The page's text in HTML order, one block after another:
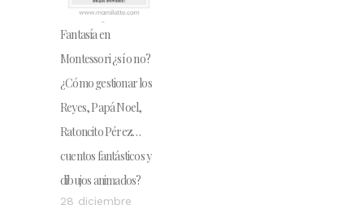
Fantasía en
Montessori ¿sí o no?
¿Cómo gestionar los
Reyes, Papá Noel,
Ratoncito Pérez…
cuentos fantásticos y
dibujos animados?
28 diciembre